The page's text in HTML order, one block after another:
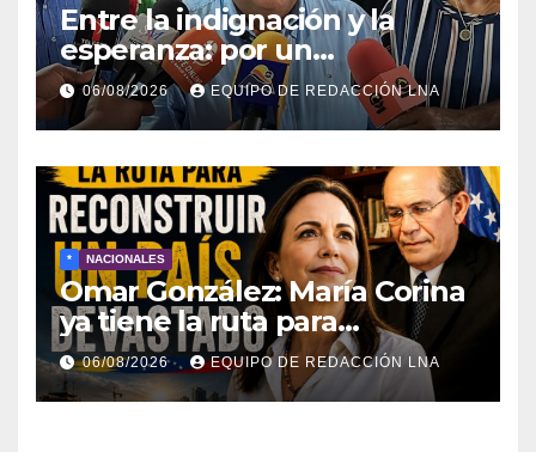
Entre la indignación y la
esperanza: por un
movimiento de
reconstrucción y soberanía
nacional
06/08/2026 EQUIPO DE REDACCIÓN LNA
* NACIONALES
Omar González: María Corina
ya tiene la ruta para
reconstruir Venezuela
06/08/2026 EQUIPO DE REDACCIÓN LNA